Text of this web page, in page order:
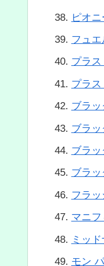
ピオ
フュ
プラ
プラ
ブラ
ブラ
ブラ
ブラ
フラッ
マニフ
ミッ
モン